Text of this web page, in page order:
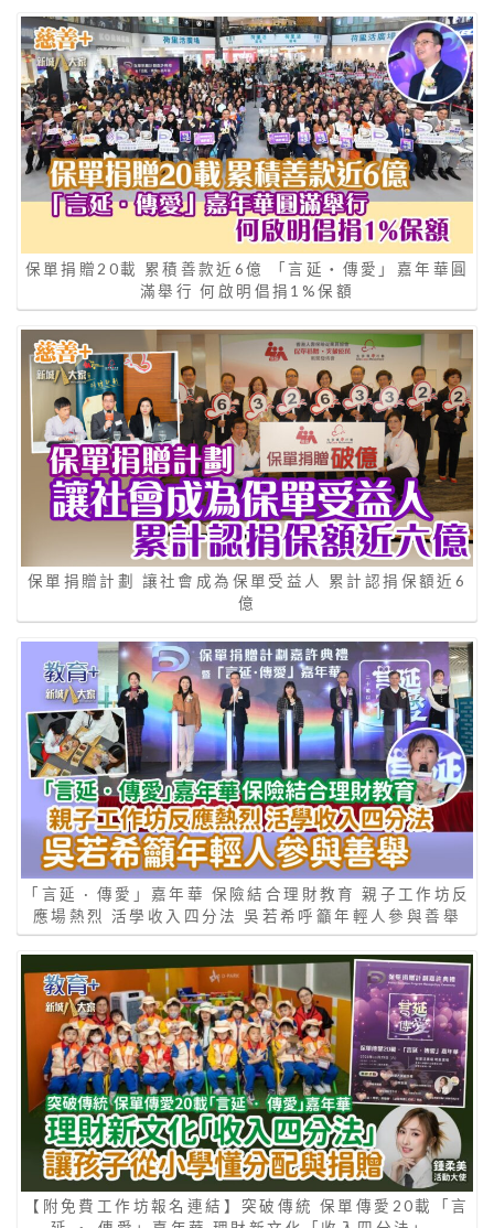
保單捐贈20載 累積善款近6億 「言延‧傳愛」嘉年華圓
滿舉行 何啟明倡捐1%保額
保單捐贈計劃 讓社會成為保單受益人 累計認捐保額近6
億
「言延 · 傳愛」嘉年華 保險結合理財教育 親子工作坊反
應場熱烈 活學收入四分法 吳若希呼籲年輕人參與善舉
【附免費工作坊報名連結】突破傳統 保單傳愛20載「言